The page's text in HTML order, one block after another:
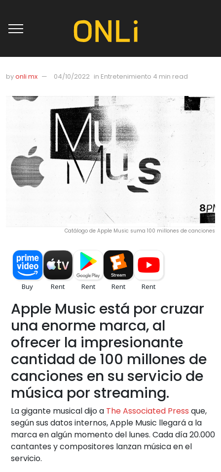
byonli mx 04/10/2022 in Entretenimiento 4 min read
Catálogo de Apple Music suma 100 millones de canciones
Apple Music está por cruzar
una enorme marca, al
ofrecer la impresionante
cantidad de 100 millones de
canciones en su servicio de
música por streaming.
La gigante musical dijo a The Associated Press que,
según sus datos internos, Apple Music llegará a la
marca en algún momento del lunes. Cada día 20.000
cantantes y compositores lanzan música en el
servicio.